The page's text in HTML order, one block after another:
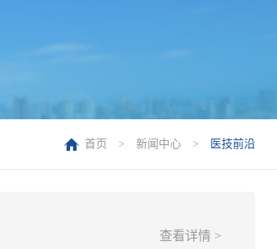
首页 > 新闻中心 > 医技前沿
查看详情 >